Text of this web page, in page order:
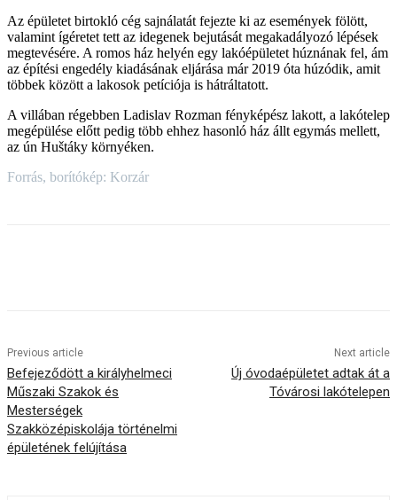
Az épületet birtokló cég sajnálatát fejezte ki az események fölött,
valamint ígéretet tett az idegenek bejutását megakadályozó lépések
megtevésére. A romos ház helyén egy lakóépületet húznának fel, ám
az építési engedély kiadásának eljárása már 2019 óta húzódik, amit
többek között a lakosok petíciója is hátráltatott.
A villában régebben Ladislav Rozman fényképész lakott, a lakótelep
megépülése előtt pedig több ehhez hasonló ház állt egymás mellett,
az ún Huštáky környéken.
Forrás, borítókép: Korzár
Previous article
Befejeződött a királyhelmeci
Műszaki Szakok és
Mesterségek
Szakközépiskolája történelmi
épületének felújítása
Next article
Új óvodaépületet adtak át a
Tóvárosi lakótelepen